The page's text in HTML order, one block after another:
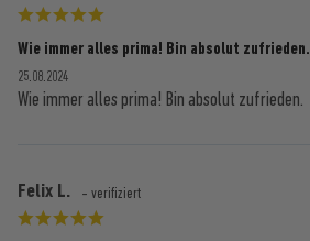
Wie immer alles prima! Bin absolut zufrieden.
25.08.2024
Wie immer alles prima! Bin absolut zufrieden.
Felix L. - verifiziert